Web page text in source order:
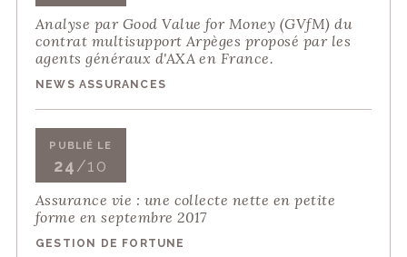
Analyse par Good Value for Money (GVfM) du
contrat multisupport Arpèges proposé par les
agents généraux d'AXA en France.
NEWS ASSURANCES
PUBLIÉ LE
24/10
Assurance vie : une collecte nette en petite
forme en septembre 2017
GESTION DE FORTUNE